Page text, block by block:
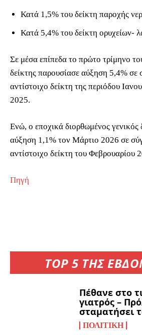
TOP 5 ΤΗΣ
Πέθανε στο
γιατρός –
σταματήσει
ΠΟΛΙΤΙΚΉ
Κατά 1,5% του δείκτη παροχής
Κατά 5,4% του δείκτη ορυχείων-
Σε μέσα επίπεδα το πρώτο τρίμηνο
δείκτης παρουσίασε αύξηση 5,4% σε
αντίστοιχο δείκτη της περιόδου
2025.
Ενώ, ο εποχικά διορθωμένος γενικός
αύξηση 1,1% τον Μάρτιο 2026 σε
αντίστοιχο δείκτη του Φεβρουαρίου
Πηγή